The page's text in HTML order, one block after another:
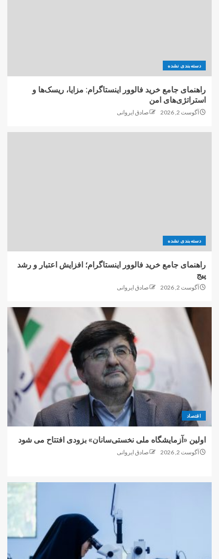
دسته‌بندی نشده
راهنمای جامع خرید فالوور اینستاگرام: مزایا، ریسک‌ها و
استراتژی‌های امن
آگوست 2, 2026 صادق ایروانی
دسته‌بندی نشده
راهنمای جامع خرید فالوور اینستاگرام؛ افزایش اعتبار و رشد
پیج
آگوست 2, 2026 صادق ایروانی
اقتصاد
اولین «آزمایشگاه ملی نخستی‌سانان» بزودی افتتاح می شود
آگوست 2, 2026 صادق ایروانی